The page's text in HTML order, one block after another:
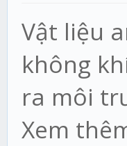
Vật liệu
không
ra môi
Xem